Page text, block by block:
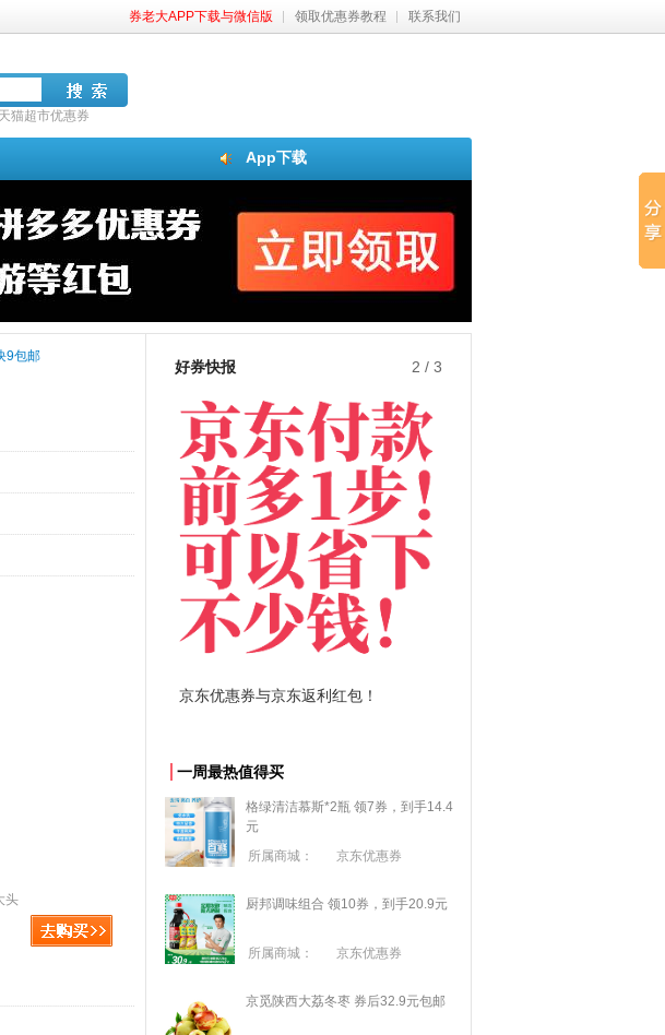
券老大APP下载与微信版 领取优惠券教程 联系我们
天猫超市优惠券
App下载
9包邮
头
好券快报 3 / 3
包！ 拼多多优惠券+拼多多返利
一周最热值得买
格绿清洁慕斯*2瓶 领7券，到手14.4
元
所属商城：
京东优惠券
厨邦调味组合 领10券，到手20.9元
所属商城： 京东优惠券
京觅陕西大荔冬枣 券后32.9元包邮